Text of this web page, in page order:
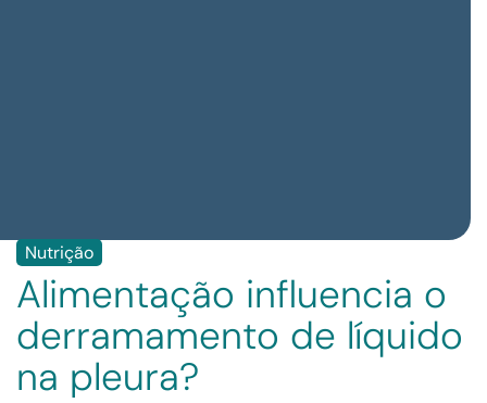
Nutrição
Alimentação influencia o
derramamento de líquido
na pleura?